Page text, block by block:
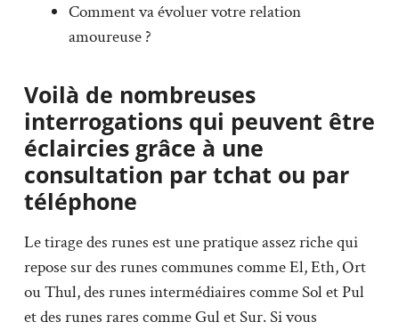
Comment va évoluer votre relation
amoureuse ?
Voilà de nombreuses
interrogations qui peuvent être
éclaircies grâce à une
consultation par tchat ou par
téléphone
Le tirage des runes est une pratique assez riche qui
repose sur des runes communes comme El, Eth, Ort
ou Thul, des runes intermédiaires comme Sol et Pul
et des runes rares comme Gul et Sur. Si vous